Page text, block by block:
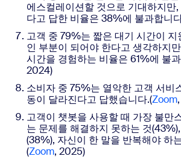
에스컬레이션할 것으로 기대하지만
다고 답한 비율은 38%에 불과합니
고객 중 79%는 짧은 대기 시간이 지
인 부분이 되어야 한다고 생각하지
시간을 경험하는 비율은 61%에 불
2024)
소비자 중 75%는 열악한 고객 서비
동이 달라진다고 답했습니다.(Zoom
고객이 챗봇을 사용할 때 가장 불만
는 문제를 해결하지 못하는 것
(38%), 자신이 한 말을 반복해야 하
(Zoom, 2025)